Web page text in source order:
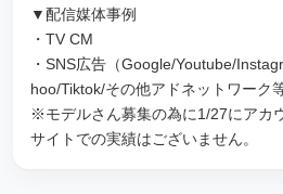
▼配信媒体事例
・TV CM
・SNS広告（Google/Youtube/
hoo/Tiktok/その他アドネットワーク等
※モデルさん募集の為に1/27にアカ
サイトでの実績はございません。